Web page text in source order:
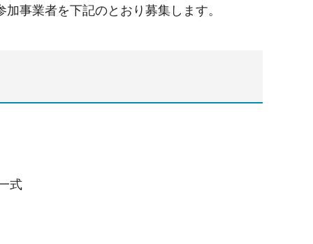
事業者を下記のとおり募集します。
式